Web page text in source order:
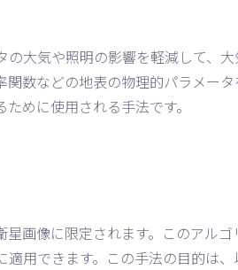
の大気や照明の影響を軽減して、
関数などの地表の物理的パラメー
めに使用される手法です。
星画像に限定されます。このアル
適用できます。この手法の目的は